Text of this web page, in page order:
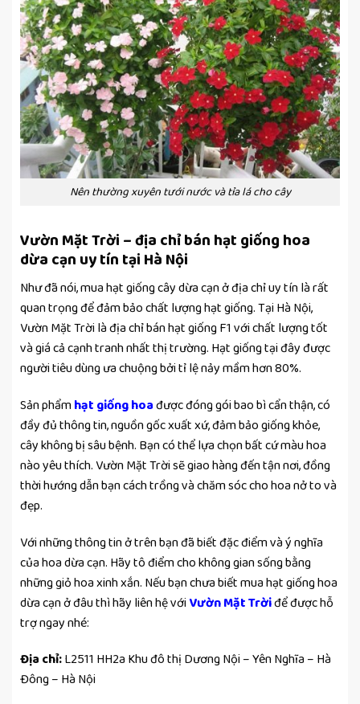
Nên thường xuyên tưới nước và tỉa lá cho cây
Vườn Mặt Trời – địa chỉ bán hạt giống hoa
dừa cạn uy tín tại Hà Nội
Như đã nói, mua hạt giống cây dừa cạn ở địa chỉ uy tín là rất
quan trọng để đảm bảo chất lượng hạt giống. Tại Hà Nội,
Vườn Mặt Trời là địa chỉ bán hạt giống F1 với chất lượng tốt
và giá cả cạnh tranh nhất thị trường. Hạt giống tại đây được
người tiêu dùng ưa chuộng bởi tỉ lệ nảy mầm hơn 80%.
Sản phẩmhạt giống hoađược đóng gói bao bì cẩn thận, có
đầy đủ thông tin, nguồn gốc xuất xứ, đảm bảo giống khỏe,
cây không bị sâu bệnh. Bạn có thể lựa chọn bất cứ màu hoa
nào yêu thích. Vườn Mặt Trời sẽ giao hàng đến tận nơi, đồng
thời hướng dẫn bạn cách trồng và chăm sóc cho hoa nở to và
đẹp.
Với những thông tin ở trên bạn đã biết đặc điểm và ý nghĩa
của hoa dừa cạn. Hãy tô điểm cho không gian sống bằng
những giỏ hoa xinh xắn. Nếu bạn chưa biết mua hạt giống hoa
dừa cạn ở đâu thì hãy liên hệ vớiVườn Mặt Trờiđể được hỗ
trợ ngay nhé:
Địa chỉ:L2511 HH2a Khu đô thị Dương Nội – Yên Nghĩa – Hà
Đông – Hà Nội